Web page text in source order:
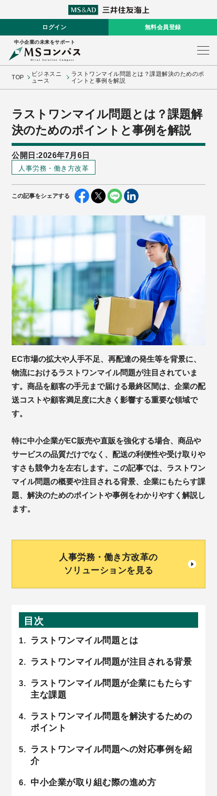
ログイン 無料会員登録
中小企業の未来をサポート
TOP
ビジネスニ
ュース
ラストワンマイル問題とは？課題解決のためのポ
イントと事例を解説
ラストワンマイル問題とは？課題解
決のためのポイントと事例を解説
公開日:2026年7月6日
人事労務・働き方改革
この記事をシェアする
EC市場の拡大や人手不足、再配達の発生等を背景に、
物流におけるラストワンマイル問題が注目されていま
す。商品を顧客の手元まで届ける最終区間は、企業の配
送コストや顧客満足度に大きく影響する重要な領域で
す。
特に中小企業がEC販売や直販を強化する場合、商品や
サービスの品質だけでなく、配送の利便性や受け取りや
すさも競争力を左右します。この記事では、ラストワン
マイル問題の概要や注目される背景、企業にもたらす課
題、解決のためのポイントや事例をわかりやすく解説し
ます。
人事労務・働き方改革の
ソリューションを見る
目次
ラストワンマイル問題とは
ラストワンマイル問題が注目される背景
ラストワンマイル問題が企業にもたらす
主な課題
ラストワンマイル問題を解決するための
ポイント
ラストワンマイル問題への対応事例を紹
介
中小企業が取り組む際の進め方